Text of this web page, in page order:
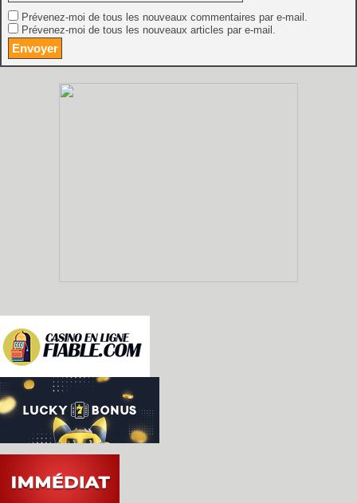
Prévenez-moi de tous les nouveaux commentaires par e-mail.
Prévenez-moi de tous les nouveaux articles par e-mail.